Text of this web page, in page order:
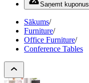
Saņemt kuponus
Sākums/
Furniture/
Office Furniture/
Conference Tables